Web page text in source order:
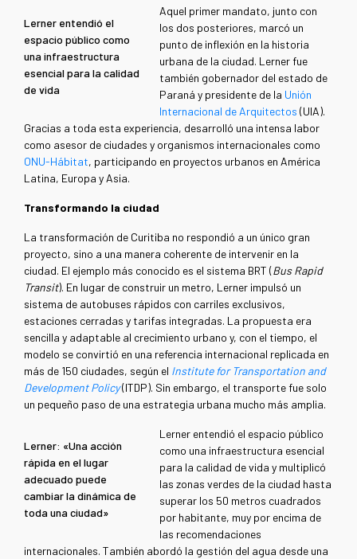
Lerner entendió el
espacio público como
una infraestructura
esencial para la calidad
de vida
Aquel primer mandato, junto con
los dos posteriores, marcó un
punto de inflexión en la historia
urbana de la ciudad. Lerner fue
también gobernador del estado de
Paraná y presidente de la Unión
Internacional de Arquitectos (UIA).
Gracias a toda esta experiencia, desarrolló una intensa labor
como asesor de ciudades y organismos internacionales como
ONU-Hábitat, participando en proyectos urbanos en América
Latina, Europa y Asia.
Transformando la ciudad
La transformación de Curitiba no respondió a un único gran
proyecto, sino a una manera coherente de intervenir en la
ciudad. El ejemplo más conocido es el sistema BRT (Bus Rapid
Transit). En lugar de construir un metro, Lerner impulsó un
sistema de autobuses rápidos con carriles exclusivos,
estaciones cerradas y tarifas integradas. La propuesta era
sencilla y adaptable al crecimiento urbano y, con el tiempo, el
modelo se convirtió en una referencia internacional replicada en
más de 150 ciudades, según el Institute for Transportation and
Development Policy(ITDP). Sin embargo, el transporte fue solo
un pequeño paso de una estrategia urbana mucho más amplia.
Lerner: «Una acción
rápida en el lugar
adecuado puede
cambiar la dinámica de
toda una ciudad»
Lerner entendió el espacio público
como una infraestructura esencial
para la calidad de vida y multiplicó
las zonas verdes de la ciudad hasta
superar los 50 metros cuadrados
por habitante, muy por encima de
las recomendaciones
internacionales. También abordó la gestión del agua desde una